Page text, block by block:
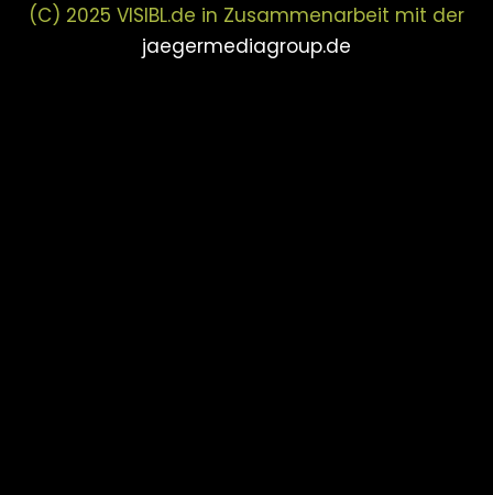
(C) 2025 VISIBL.de in Zusammenarbeit mit der
jaegermediagroup.de